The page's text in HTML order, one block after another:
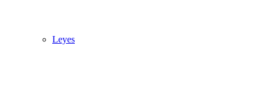
Leyes